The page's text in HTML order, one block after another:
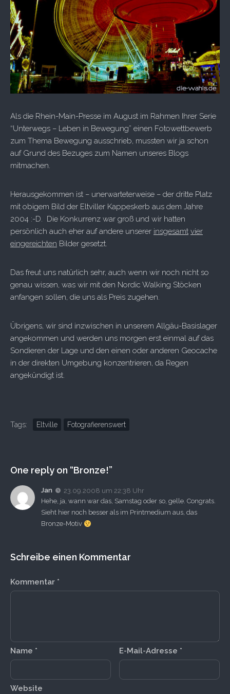
Als die Rhein-Main-Presse im August im Rahmen Ihrer Serie
“Unterwegs – Leben in Bewegung” einen Fotowettbewerb
zum Thema Bewegung ausschrieb, mussten wir ja schon
auf Grund des Bezuges zum Namen unseres Blogs
mitmachen.
Herausgekommen ist – unerwarteterweise – der dritte Platz
mit obigem Bild der Eltviller Kappeskerb aus dem Jahre
2004 :-D. Die Konkurrenz war groß und wir hatten
persönlich auch eher auf andere unserer insgesamt vier
eingereichten Bilder gesetzt.
Das freut uns natürlich sehr, auch wenn wir noch nicht so
genau wissen, was wir mit den Nordic Walking Stöcken
anfangen sollen, die uns als Preis zugehen.
Übrigens, wir sind inzwischen in unserem Allgäu-Basislager
angekommen und werden uns morgen erst einmal auf das
Sondieren der Lage und den einen oder anderen Geocache
in der direkten Umgebung konzentrieren, da Regen
angekündigt ist.
Tags: Eltville Fotografierenswert
One reply on “Bronze!”
Jan
23.09.2008 um 22:38 Uhr
Hehe, ja, wann war das, Samstag oder so, gelle. Congrats.
Sieht hier noch besser als im Printmedium aus, das
Bronze-Motiv
Schreibe einen Kommentar
Kommentar *
Name * E-Mail-Adresse *
Website